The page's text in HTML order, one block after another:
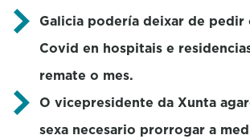
Galicia podería deixar de
Covid en hospitais e
remate o mes.
O vicepresidente da Xunta
sexa necesario prorrogar a